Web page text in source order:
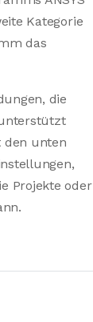
Kategorie
das
die
den unten
Projekte oder